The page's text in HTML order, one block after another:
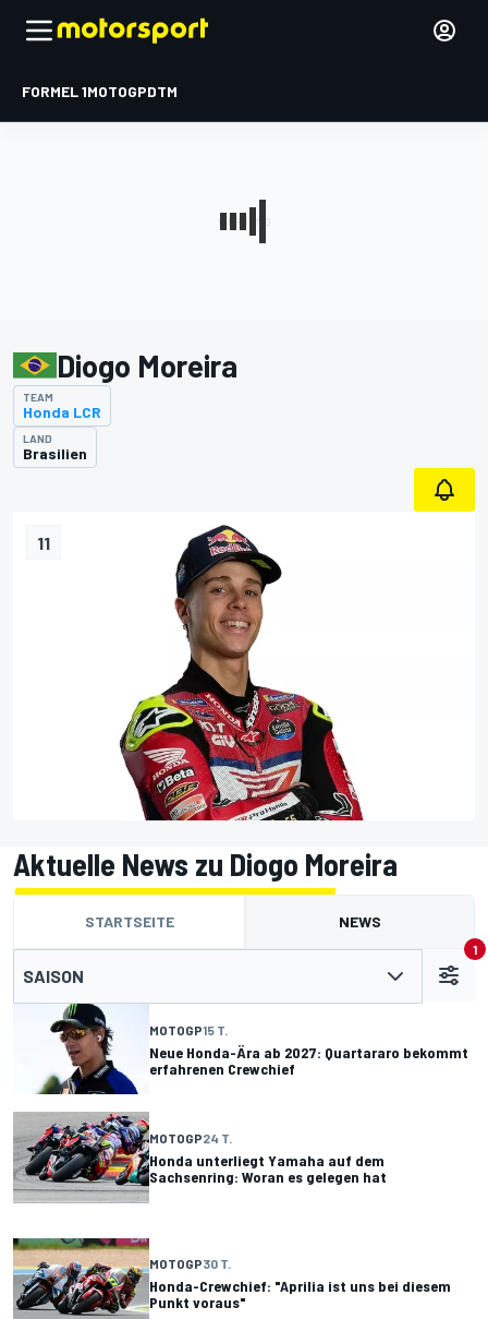
FORMEL 1MOTOGPDTM
11
Diogo Moreira
TEAM
Honda LCR
LAND
Brasilien
Aktuelle News zu Diogo Moreira
STARTSEITE NEWS
SAISON
1
MOTOGP15 T.
Neue Honda-Ära ab 2027: Quartararo bekommt
erfahrenen Crewchief
MOTOGP24 T.
Honda unterliegt Yamaha auf dem
Sachsenring: Woran es gelegen hat
MOTOGP30 T.
Honda-Crewchief: "Aprilia ist uns bei diesem
Punkt voraus"